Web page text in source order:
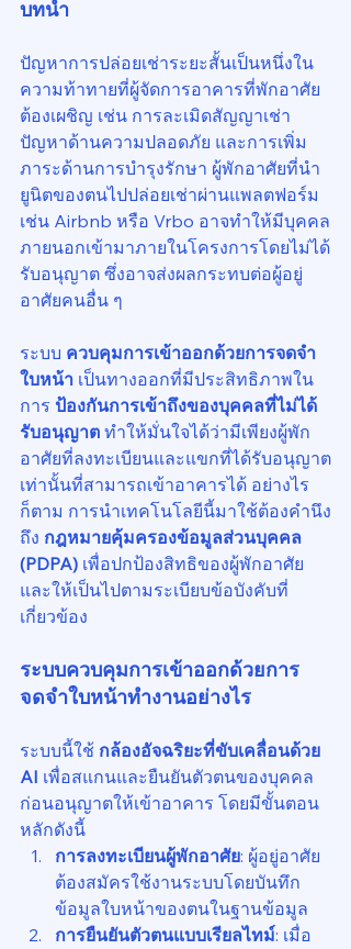
บทนำ
ปัญหาการปล่อยเช่าระยะสั้นเป็นหนึ่งใน
ความท้าทายที่ผู้จัดการอาคารที่พักอาศัย
ต้องเผชิญ เช่น การละเมิดสัญญาเช่า
ปัญหาด้านความปลอดภัย และการเพิ่ม
ภาระด้านการบำรุงรักษา ผู้พักอาศัยที่นำ
ยูนิตของตนไปปล่อยเช่าผ่านแพลตฟอร์ม
เช่น Airbnb หรือ Vrbo อาจทำให้มีบุคคล
ภายนอกเข้ามาภายในโครงการโดยไม่ได้
รับอนุญาต ซึ่งอาจส่งผลกระทบต่อผู้อยู่
อาศัยคนอื่น ๆ
ระบบ ควบคุมการเข้าออกด้วยการจดจำ
ใบหน้า เป็นทางออกที่มีประสิทธิภาพใน
การ ป้องกันการเข้าถึงของบุคคลที่ไม่ได้
รับอนุญาต ทำให้มั่นใจได้ว่ามีเพียงผู้พัก
อาศัยที่ลงทะเบียนและแขกที่ได้รับอนุญาต
เท่านั้นที่สามารถเข้าอาคารได้ อย่างไร
ก็ตาม การนำเทคโนโลยีนี้มาใช้ต้องคำนึง
ถึง กฎหมายคุ้มครองข้อมูลส่วนบุคคล
(PDPA) เพื่อปกป้องสิทธิของผู้พักอาศัย
และให้เป็นไปตามระเบียบข้อบังคับที่
เกี่ยวข้อง
ระบบควบคุมการเข้าออกด้วยการ
จดจำใบหน้าทำงานอย่างไร
ระบบนี้ใช้ กล้องอัจฉริยะที่ขับเคลื่อนด้วย
AI เพื่อสแกนและยืนยันตัวตนของบุคคล
ก่อนอนุญาตให้เข้าอาคาร โดยมีขั้นตอน
หลักดังนี้
การลงทะเบียนผู้พักอาศัย: ผู้อยู่อาศัย
ต้องสมัครใช้งานระบบโดยบันทึก
ข้อมูลใบหน้าของตนในฐานข้อมูล
การยืนยันตัวตนแบบเรียลไทม์: เมื่อ